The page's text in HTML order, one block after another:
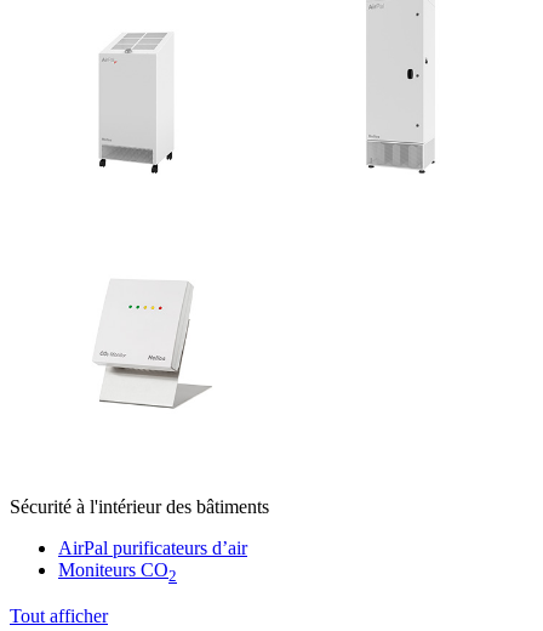
Sécurité à l'intérieur des bâtiments
AirPal purificateurs d’air
Moniteurs CO2
Tout afficher